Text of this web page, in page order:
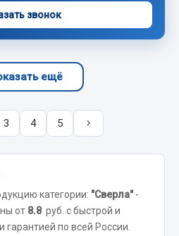
ещё
звонок
ещё
3 4 5
категории: "Сверла"-
от 8.8 руб. с быстрой и
гарантией по всей России.